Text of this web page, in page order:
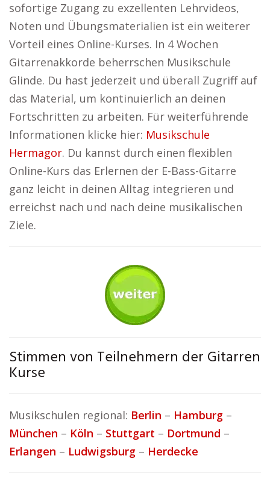
sofortige Zugang zu exzellenten Lehrvideos,
Noten und Übungsmaterialien ist ein weiterer
Vorteil eines Online-Kurses. In 4 Wochen
Gitarrenakkorde beherrschen Musikschule
Glinde. Du hast jederzeit und überall Zugriff auf
das Material, um kontinuierlich an deinen
Fortschritten zu arbeiten. Für weiterführende
Informationen klicke hier: Musikschule
Hermagor. Du kannst durch einen flexiblen
Online-Kurs das Erlernen der E-Bass-Gitarre
ganz leicht in deinen Alltag integrieren und
erreichst nach und nach deine musikalischen
Ziele.
Stimmen von Teilnehmern der Gitarren
Kurse
Musikschulen regional: Berlin – Hamburg –
München – Köln – Stuttgart – Dortmund –
Erlangen – Ludwigsburg – Herdecke